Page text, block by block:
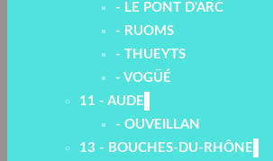
- LE PONT D'ARC
- RUOMS
- THUEYTS
- VOGÜÉ
11 - AUDE
- OUVEILLAN
13 - BOUCHES-DU-RHÔNE